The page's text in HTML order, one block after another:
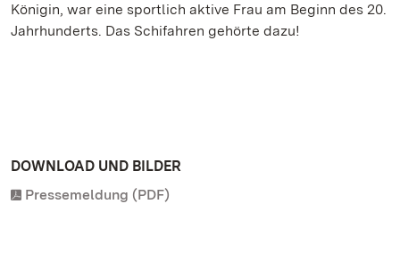
Königin, war eine sportlich aktive Frau am Beginn des 20.
Jahrhunderts. Das Schifahren gehörte dazu!
DOWNLOAD UND BILDER
Pressemeldung (PDF)